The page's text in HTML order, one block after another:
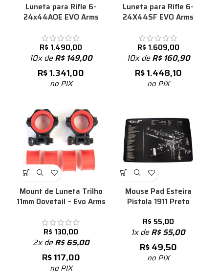
Luneta para Rifle 6-
24x44AOE EVO Arms
R$ 1.490,00
10x deR$149,00
R$1.341,00
no PIX
Luneta para Rifle 6-
24X44SF EVO Arms
R$ 1.609,00
10x deR$160,90
R$1.448,10
no PIX
Mount de Luneta Trilho
11mm Dovetail – Evo Arms
R$ 130,00
2x deR$65,00
R$117,00
no PIX
Mouse Pad Esteira
Pistola 1911 Preto
R$ 55,00
1x deR$55,00
R$49,50
no PIX